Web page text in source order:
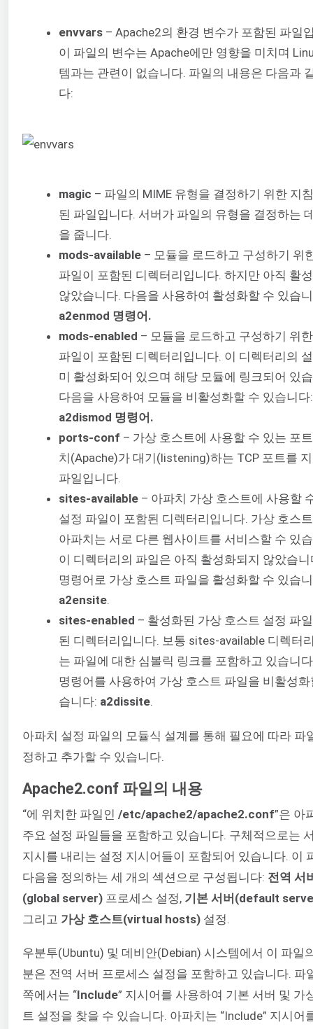
envvars – Apache2의 환경 변수가 포함된 파일
이 파일의 변수는 Apache에만 영향을 미치며
템과는 관련이 없습니다. 파일의 내용은 다음과
다:
magic – 파일의 MIME 유형을 결정하기 위한 지
된 파일입니다. 서버가 파일의 유형을 결정하는
을 줍니다.
mods-available – 모듈을 로드하고 구성하기 위
파일이 포함된 디렉터리입니다. 하지만 아직 활
않았습니다. 다음을 사용하여 활성화할 수 있습
a2enmod 명령어.
mods-enabled – 모듈을 로드하고 구성하기 위
파일이 포함된 디렉터리입니다. 이 디렉터리의
미 활성화되어 있으며 해당 모듈에 링크되어 있
다음을 사용하여 모듈을 비활성화할 수 있습니다:
a2dismod 명령어.
ports-conf – 가상 호스트에 사용할 수 있는 포
치(Apache)가 대기(listening)하는 TCP 포트를
파일입니다.
sites-available – 아파치 가상 호스트에 사용할
설정 파일이 포함된 디렉터리입니다. 가상 호스
아파치는 서로 다른 웹사이트를 서비스할 수 있
이 디렉터리의 파일은 아직 활성화되지 않았습니
명령어로 가상 호스트 파일을 활성화할 수 있습
a2ensite.
sites-enabled – 활성화된 가상 호스트 설정 파
된 디렉터리입니다. 보통 sites-available 디렉터
는 파일에 대한 심볼릭 링크를 포함하고 있습니
명령어를 사용하여 가상 호스트 파일을 비활성화
습니다: a2dissite.
아파치 설정 파일의 모듈식 설계를 통해 필요에 따라 파
정하고 추가할 수 있습니다.
Apache2.conf 파일의 내용
“에 위치한 파일인 /etc/apache2/apache2.conf”은 아
주요 설정 파일들을 포함하고 있습니다. 구체적으로는
지시를 내리는 설정 지시어들이 포함되어 있습니다. 이
다음을 정의하는 세 개의 섹션으로 구성됩니다: 전역 서
(global server) 프로세스 설정, 기본 서버(default
그리고 가상 호스트(virtual hosts) 설정.
우분투(Ubuntu) 및 데비안(Debian) 시스템에서 이 파일
분은 전역 서버 프로세스 설정을 포함하고 있습니다. 파
쪽에서는 “Include” 지시어를 사용하여 기본 서버 및 가
트 설정을 찾을 수 있습니다. 아파치는 “Include” 지시어